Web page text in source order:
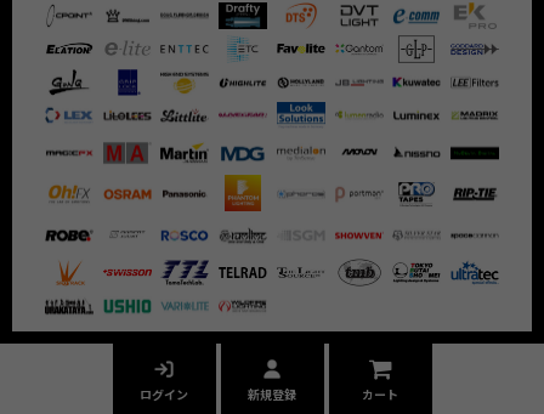
ログイン 新規登録 カート